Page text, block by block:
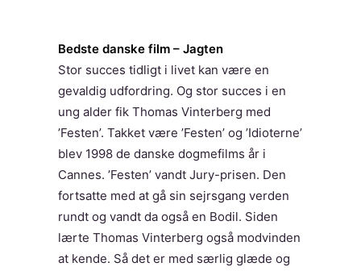
Bedste danske film – Jagten
Stor succes tidligt i livet kan være en
gevaldig udfordring. Og stor succes i en
ung alder fik Thomas Vinterberg med
’Festen’. Takket være ’Festen’ og ’Idioterne’
blev 1998 de danske dogmefilms år i
Cannes. ’Festen’ vandt Jury-prisen. Den
fortsatte med at gå sin sejrsgang verden
rundt og vandt da også en Bodil. Siden
lærte Thomas Vinterberg også modvinden
at kende. Så det er med særlig glæde og